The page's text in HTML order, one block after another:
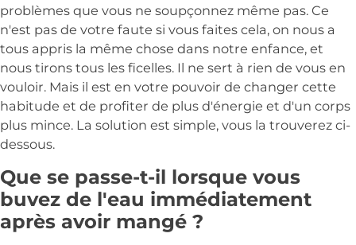
problèmes que vous ne soupçonnez même pas. Ce
n'est pas de votre faute si vous faites cela, on nous a
tous appris la même chose dans notre enfance, et
nous tirons tous les ficelles. Il ne sert à rien de vous en
vouloir. Mais il est en votre pouvoir de changer cette
habitude et de profiter de plus d'énergie et d'un corps
plus mince. La solution est simple, vous la trouverez ci-
dessous.
Que se passe-t-il lorsque vous
buvez de l'eau immédiatement
après avoir mangé ?